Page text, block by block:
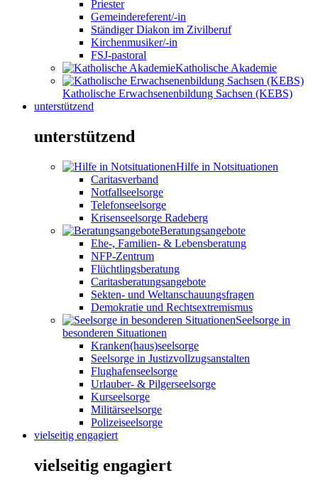
Priester
Gemeindereferent/-in
Ständiger Diakon im Zivilberuf
Kirchenmusiker/-in
FSJ-pastoral
Katholische Akademie
Katholische Erwachsenenbildung Sachsen (KEBS)
unterstützend
unterstützend
Hilfe in Notsituationen
Caritasverband
Notfallseelsorge
Telefonseelsorge
Krisenseelsorge Radeberg
Beratungsangebote
Ehe-, Familien- & Lebensberatung
NFP-Zentrum
Flüchtlingsberatung
Caritasberatungsangebote
Sekten- und Weltanschauungsfragen
Demokratie und Rechtsextremismus
Seelsorge in
besonderen Situationen
Kranken(haus)seelsorge
Seelsorge in Justizvollzugsanstalten
Flughafenseelsorge
Urlauber- & Pilgerseelsorge
Kurseelsorge
Militärseelsorge
Polizeiseelsorge
vielseitig engagiert
vielseitig engagiert